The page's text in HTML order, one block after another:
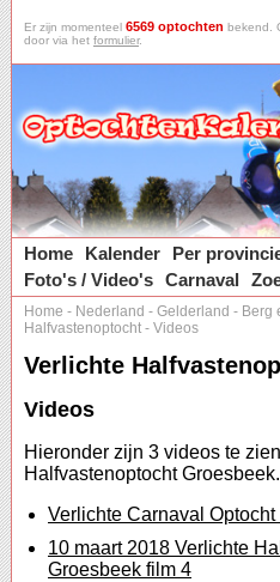
Er zijn momenteel 6569 optochten bekend.
door via het formulier.
Home
Kalender Per
Foto's / Video's Carnaval
Home - Nederland - Gelderland - Berg
Halfvastenoptocht - Videos
Verlichte
Videos
Hieronder zijn 3 videos te
Halfvastenoptocht Groesbeek.
Verlichte Carnaval Optocht
10 maart 2018 Verlichte
Groesbeek film 4